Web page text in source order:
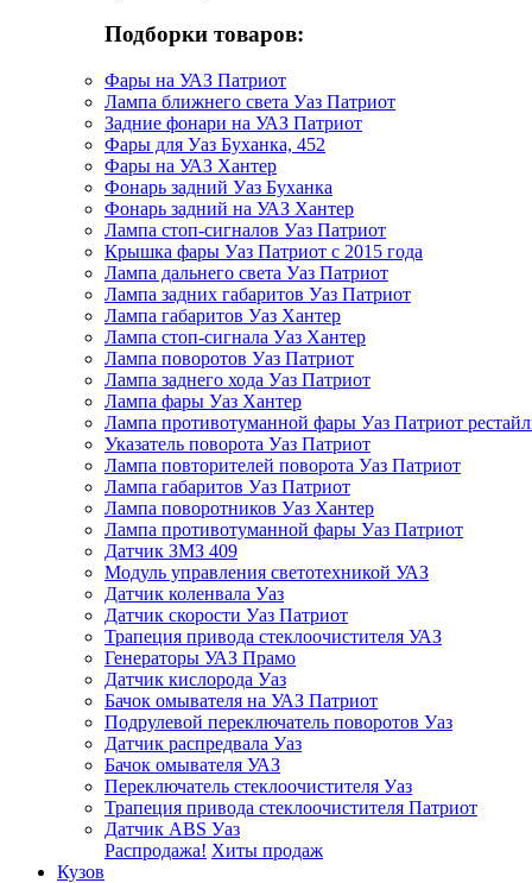
Подборки товаров:
Фары на УАЗ Патриот
Лампа ближнего света Уаз Патриот
Задние фонари на УАЗ Патриот
Фары для Уаз Буханка, 452
Фары на УАЗ Хантер
Фонарь задний Уаз Буханка
Фонарь задний на УАЗ Хантер
Лампа стоп-сигналов Уаз Патриот
Крышка фары Уаз Патриот с 2015 года
Лампа дальнего света Уаз Патриот
Лампа задних габаритов Уаз Патриот
Лампа габаритов Уаз Хантер
Лампа стоп-сигнала Уаз Хантер
Лампа поворотов Уаз Патриот
Лампа заднего хода Уаз Патриот
Лампа фары Уаз Хантер
Лампа противотуманной фары Уаз Патриот
Указатель поворота Уаз Патриот
Лампа повторителей поворота Уаз Патриот
Лампа габаритов Уаз Патриот
Лампа поворотников Уаз Хантер
Лампа противотуманной фары Уаз Патриот
Датчик ЗМЗ 409
Модуль управления светотехникой УАЗ
Датчик коленвала Уаз
Датчик скорости Уаз Патриот
Трапеция привода стеклоочистителя УАЗ
Генераторы УАЗ Прамо
Датчик кислорода Уаз
Бачок омывателя на УАЗ Патриот
Подрулевой переключатель поворотов Уаз
Датчик распредвала Уаз
Бачок омывателя УАЗ
Переключатель стеклоочистителя Уаз
Трапеция привода стеклоочистителя Патриот
Датчик ABS Уаз
Распродажа! Хиты продаж
Кузов